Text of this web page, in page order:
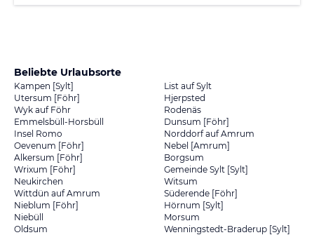
Beliebte Urlaubsorte
Kampen [Sylt]
List auf Sylt
Utersum [Föhr]
Hjerpsted
Wyk auf Föhr
Rodenäs
Emmelsbüll-Horsbüll
Dunsum [Föhr]
Insel Romo
Norddorf auf Amrum
Oevenum [Föhr]
Nebel [Amrum]
Alkersum [Föhr]
Borgsum
Wrixum [Föhr]
Gemeinde Sylt [Sylt]
Neukirchen
Witsum
Wittdün auf Amrum
Süderende [Föhr]
Nieblum [Föhr]
Hörnum [Sylt]
Niebüll
Morsum
Oldsum
Wenningstedt-Braderup [Sylt]